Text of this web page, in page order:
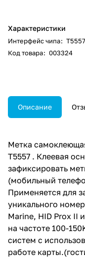
Характеристики
Интерфейс чипа: T5557
Код товара: 003324
Описание
Метка
T5557 . Клеевая
зафиксировать
(мобильный
Применяется для
уникального
Marine, HID Prox II
на частоте 100-
систем с
работе